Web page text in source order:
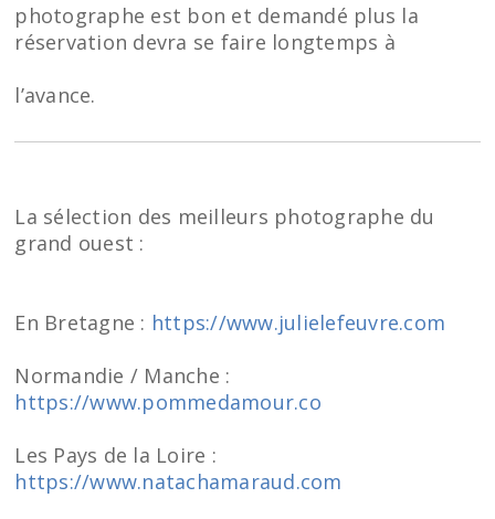
photographe est bon et demandé plus la
réservation devra se faire longtemps à
l’avance.
La sélection des meilleurs photographe du
grand ouest :
En Bretagne : https://www.julielefeuvre.com
Normandie / Manche :
https://www.pommedamour.co
Les Pays de la Loire :
https://www.natachamaraud.com